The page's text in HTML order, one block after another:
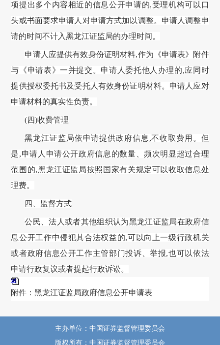
项提出多个内容相近的信息公开申请的,受理机构可以口
头或书面要求申请人对申请方式加以调整。申请人调整申
请的时间不计入黑龙江证监局的办理时间。
申请人应提供有效身份证明材料,作为《申请表》附件
与《申请表》一并提交。申请人委托他人办理的,应同时
提供授权委托书及受托人有效身份证明材料。申请人应对
申请材料的真实性负责。
(四)收费管理
黑龙江证监局依申请提供政府信息 ,不收取费用。但
是,申请人申请公开政府信息的数量、频次明显超过合理
范围的,黑龙江证监局按照国家有关规定可以收取信息处
理费。
四 、监督方式
公民、法人或者其他组织认为黑龙江证监局在政府信
息公开工作中侵犯其合法权益的,可以向上一级行政机关
或者政府信息公开工作主管部门投诉、举报,也可以依法
申请行政复议或者提起行政诉讼。
附件：黑龙江证监局政府信息公开申请表
主办单位：中国证券监督管理委员会
版权所有：中国证券监督管理委员会